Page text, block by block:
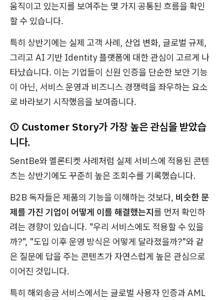
움직이고 있는지를 보여주는 몇 가지 공통된 흐름을 확인
할 수 있습니다.
특히 상반기에는 실제 고객 사례, 산업 변화, 글로벌 규제,
그리고 AI 기반 Identity 플랫폼에 대한 관심이 고르게 나
타났습니다. 이는 기업들이 신원 인증을 단순한 보안 기능
이 아닌, 서비스 운영과 비즈니스 경쟁력을 좌우하는 요소
로 바라보기 시작했음을 보여줍니다.
① Customer Story가 가장 높은 관심을 받았습
니다.
SentBe와 멜론티켓 사례처럼 실제 서비스에 적용된 콘텐
츠는 상반기에도 꾸준히 높은 조회수를 기록했습니다.
B2B 독자들은 제품의 기능을 이해하는 것보다, 비슷한 문
제를 가진 기업이 어떻게 이를 해결했는지를 먼저 확인하
려는 경향이 있습니다. "우리 서비스에도 적용할 수 있을
까?", "도입 이후 운영 방식은 어떻게 달라졌을까?"와 같
은 질문에 답을 주는 콘텐츠가 자연스럽게 높은 관심으로
이어진 것입니다.
특히 해외송금 서비스에서는 글로벌 사용자 인증과 AML